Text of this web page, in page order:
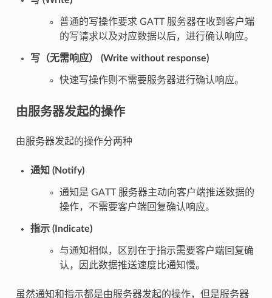
普通的写操作要求 GATT 服务器在收到客户端
的写请求以及对应数据以后，进行确认响应。
写（无需响应） (Write without response)
快速写操作则不需要服务器进行确认响应。
由服务器发起的操作
由服务器发起的操作分两种
通知 (Notify)
通知是 GATT 服务器主动向客户端推送数据的
操作，不需要客户端回复确认响应。
指示 (Indicate)
与通知相似，区别在于指示需要客户端回复确
认，因此数据推送速度比通知慢。
虽然通知和指示都是由服务器发起的操作，但是服务器